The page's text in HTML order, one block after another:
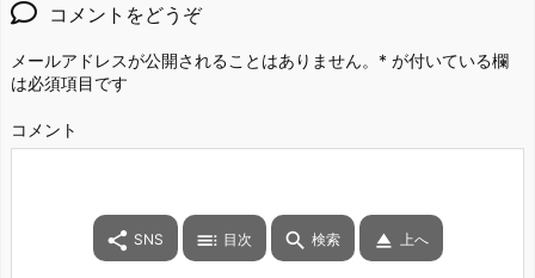
コメントをどうぞ
メールアドレスが公開されることはありません。 * が付いている欄
は必須項目です
コメント
 SNS  目次  検索  上へ